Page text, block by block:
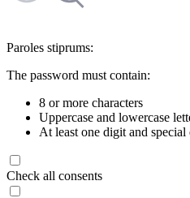
Paroles stiprums:
The password must contain:
8 or more characters
Uppercase and lowercase
At least one digit and special
Check all consents